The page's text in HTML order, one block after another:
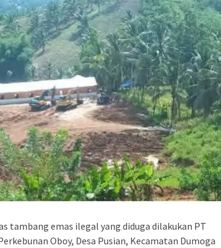
tambang emas ilegal yang diduga dilakukan PT
Oboy, Desa Pusian, Kecamatan Dumoga